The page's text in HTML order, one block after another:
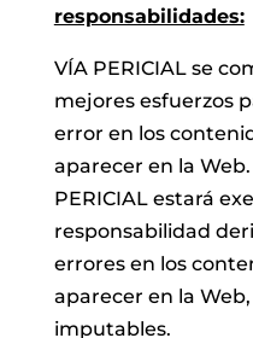
responsabilidades:
VÍA PERICIAL se
mejores esfuerzos
error en los
aparecer en la
PERICIAL estará
responsabilidad
errores en los
aparecer en la
imputables.